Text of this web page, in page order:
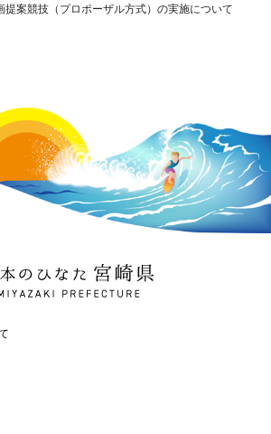
提案競技（プロポーザル方式）の実施について
のひなた 宮崎県
PREFECTURE